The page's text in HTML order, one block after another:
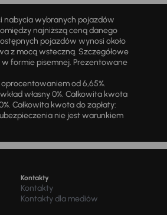
nabycia wybranych pojazdów
najniższą ceną danego
pojazdów wynosi około
z mocą wsteczną. Szczegółowe
formie pisemnej. Prezentowane
od 6,65%.
własny 0%. Całkowita kwota
Całkowita kwota do zapłaty:
ubezpieczenia nie jest warunkiem
Kontakty
Kontakty
Kontakty dla mediów